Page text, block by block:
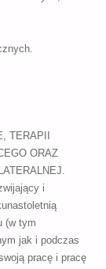
TERAPII
ORAZ
i
(w tym
jak i podczas
pracę i pracę